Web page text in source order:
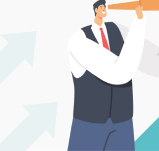
客服單位將致電
若至電3次均無撥通，
單申請，謝謝